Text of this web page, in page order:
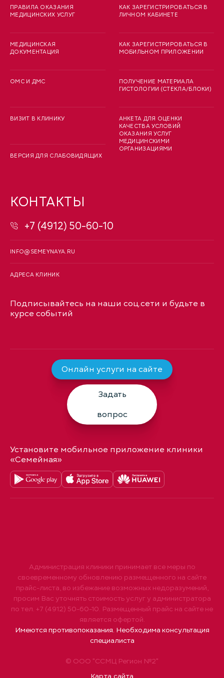
ПРАВИЛА ОКАЗАНИЯ
МЕДИЦИНСКИХ УСЛУГ
МЕДИЦИНСКАЯ
ДОКУМЕНТАЦИЯ
ОМС И ДМС
ВИЗИТ В КЛИНИКУ
ВЕРСИЯ ДЛЯ СЛАБОВИДЯЩИХ
КАК ЗАРЕГИСТРИРОВАТЬСЯ В
ЛИЧНОМ КАБИНЕТЕ
КАК ЗАРЕГИСТРИРОВАТЬСЯ В
МОБИЛЬНОМ ПРИЛОЖЕНИИ
ПОЛУЧЕНИЕ МАТЕРИАЛА
ГИСТОЛОГИИ (СТЕКЛА/БЛОКИ)
АНКЕТА ДЛЯ ОЦЕНКИ
КАЧЕСТВА УСЛОВИЙ
ОКАЗАНИЯ УСЛУГ
МЕДИЦИНСКИМИ
ОРГАНИЗАЦИЯМИ
КОНТАКТЫ
+7 (4912) 50-60-10
INFO@SEMEYNAYA.RU
АДРЕСА КЛИНИК
Подписывайтесь на наши соц.сети и будьте в
курсе событий
Онлайн услуги на сайте
Задать
вопрос
Установите мобильное приложение клиники
«Семейная»
© ООО "ССМЦ Регион №2"
Администрация клиники принимает все меры по
своевременному обновлению размещенного на сайте
прайс-листа, во избежание возможных недоразумений,
просим Вас уточнять стоимость услуг у администратора
по тел. +7 (4912) 50-60-10. Размещенный прайс на сайте не
является офертой.
Имеются противопоказания. Необходима консультация
специалиста